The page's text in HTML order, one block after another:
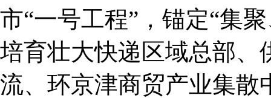
市“一号工程”，锚定“集
培育壮大快递区域总部、
流、环京津商贸产业集散